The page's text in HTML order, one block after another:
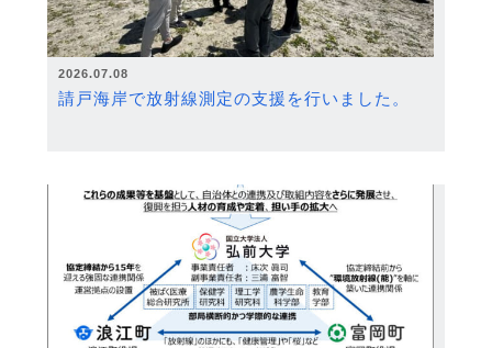
2026.07.08
請戸海岸で放射線測定の支援を行いました。